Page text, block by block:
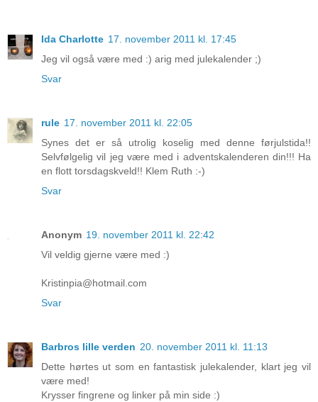
Ida Charlotte 17. november 2011 kl. 17:45
Jeg vil også være med :) arig med julekalender ;)
Svar
rule 17. november 2011 kl. 22:05
Synes det er så utrolig koselig med denne førjulstida!!
Selvfølgelig vil jeg være med i adventskalenderen din!!! Ha
en flott torsdagskveld!! Klem Ruth :-)
Svar
Anonym 19. november 2011 kl. 22:42
Vil veldig gjerne være med :)
Kristinpia@hotmail.com
Svar
Barbros lille verden 20. november 2011 kl. 11:13
Dette hørtes ut som en fantastisk julekalender, klart jeg vil
være med!
Krysser fingrene og linker på min side :)